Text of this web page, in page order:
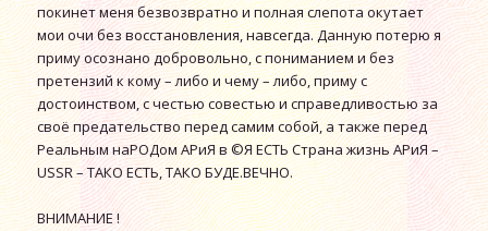
покинет меня безвозвратно и полная слепота окутает
мои очи без восстановления, навсегда. Данную потерю я
приму осознано добровольно, с пониманием и без
претензий к кому – либо и чему – либо, приму с
достоинством, с честью совестью и справедливостью за
своё предательство перед самим собой, а также перед
Реальным наРОДом АРиЯ в ©Я ЕСТЬ Страна жизнь АРиЯ –
USSR – ТАКО ЕСТЬ, ТАКО БУДЕ.ВЕЧНО.
ВНИМАНИЕ !